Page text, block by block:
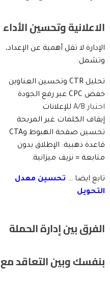
الاعلانية وتحسين الأداء
الإدارة لا تقل أهمية عن الإعداد،
وتشمل:
تحليل CTR وتحسين العناوين
خفض CPC عبر رفع الجودة
اختبار A/B
للإعلانات
إيقاف الكلمات غير المربحة
تحسين صفحة الهبوط وCTA
قاعدة ذهبية: الإطلاق بدون
متابعة = نزيف ميزانية.
تابع ايضا … تحسين معدل
التحويل
الفرق بين إدارة الحملة
بنفسك وبين التعاقد مع